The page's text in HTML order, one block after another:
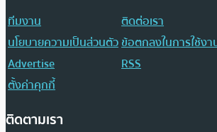
ทีมงาน
ติดต่อเรา
นโยบายความเป็นส่วนตัวข้อตกลงในการใช้งา
Advertise
RSS
ตั้งค่าคุกกี้
ติดตามเรา